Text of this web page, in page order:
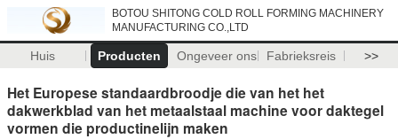
BOTOU SHITONG COLD ROLL FORMING MACHINERY
MANUFACTURING CO.,LTD
Huis Producten Ongeveer ons Fabrieksreis >>
Het Europese standaardbroodje die van het het
dakwerkblad van het metaalstaal machine voor daktegel
vormen die productinelijn maken